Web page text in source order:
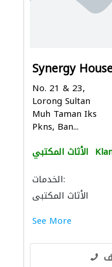
Synergy
No. 21 & 23,
Lorong Sultan
Muh Taman Iks
Pkns, Ban...
الأثاث المكتبي
الخدمات:
الأثاث المكتبي
See More